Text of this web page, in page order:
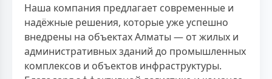
Наша компания предлагает современные и
надёжные решения, которые уже успешно
внедрены на объектах Алматы — от жилых и
административных зданий до промышленных
комплексов и объектов инфраструктуры.